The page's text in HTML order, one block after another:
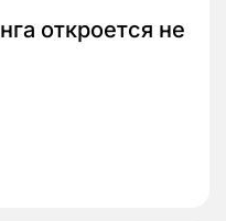
откроется не